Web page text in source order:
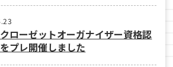
ローゼットオーガナイザー資格認
プレ開催しました